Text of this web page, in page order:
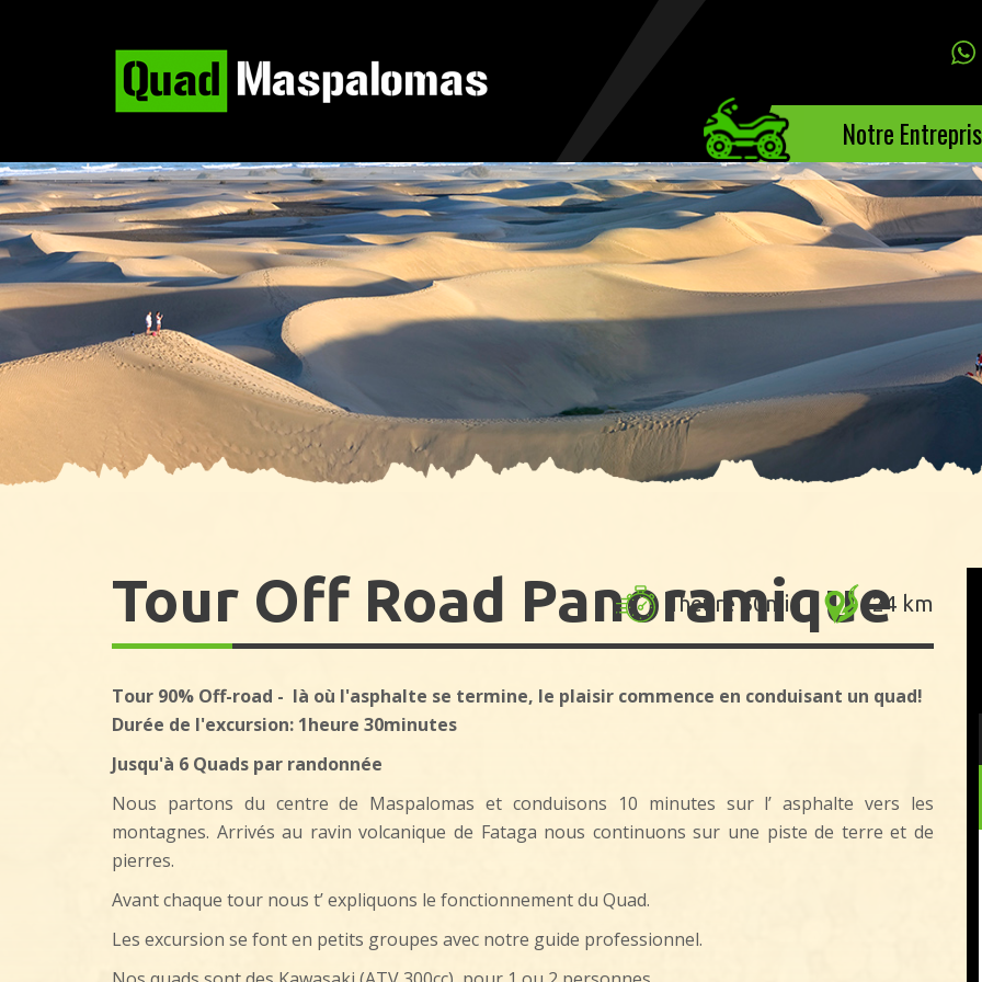
Notre
Tour Off Road Panoramique
1heure 30min 24 km
Tour 90% Off-road - là où l'asphalte se termine, le plaisir commence en conduisant un quad!
Durée de l'excursion: 1heure 30minutes
Jusqu'à 6 Quads par randonnée
Nous partons du centre de Maspalomas et conduisons 10 minutes sur l’ asphalte vers les
montagnes. Arrivés au ravin volcanique de Fataga nous continuons sur une piste de terre et de
pierres.
Avant chaque tour nous t’ expliquons le fonctionnement du Quad.
Les excursion se font en petits groupes avec notre guide professionnel.